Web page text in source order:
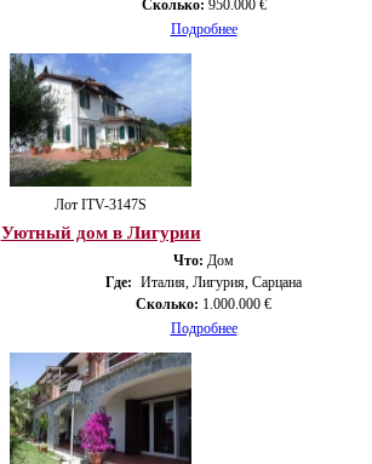
Сколько: 950.000 €
Подробнее
Лот ITV-3147S
Уютный дом в Лигурии
Что: Дом
Где: Италия, Лигурия, Сарцана
Сколько: 1.000.000 €
Подробнее